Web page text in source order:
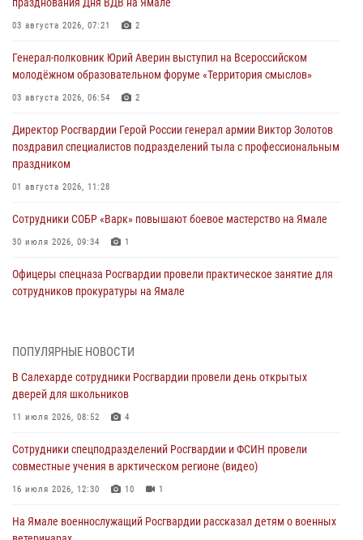
03 августа 2026, 07:21 2
Генерал-полковник Юрий Аверин выступил на Всероссийском
молодёжном образовательном форуме «Территория смыслов»
03 августа 2026, 06:54 2
Директор Росгвардии Герой России генерал армии Виктор Золотов
поздравил специалистов подразделений тыла с профессиональным
праздником
01 августа 2026, 11:28
Сотрудники СОБР «Варк» повышают боевое мастерство на Ямале
30 июля 2026, 09:34 1
Офицеры спецназа Росгвардии провели практическое занятие для
сотрудников прокуратуры на Ямале
В Уральском округе Росгвардии состоялось заседание
29 июля 2026, 10:39
Сотрудники СОБР «Варк» приняли участие в чемпионате Уральского
28 июля 2026, 05:28 1
На Полярном круге Росгвардия обеспечила безопасность турнира
ПОПУЛЯРНЫЕ НОВОСТИ
В Салехарде сотрудники Росгвардии провели день открытых
дверей для школьников
11 июля 2026, 08:52 4
Сотрудники спецподразделений Росгвардии и ФСИН провели
совместные учения в арктическом регионе (видео)
16 июля 2026, 12:30 10 1
На Ямале военнослужащий Росгвардии рассказал детям о военных